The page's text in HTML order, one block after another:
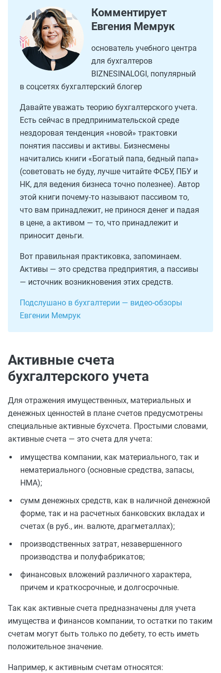
Комментирует
Евгения Мемрук
основатель учебного центра
для бухгалтеров
ВIZNESINALOGI, популярный
в соцсетях бухгалтерский блогер
Давайте уважать теорию бухгалтерского учета.
Есть сейчас в предпринимательской среде
нездоровая тенденция «новой» трактовки
понятия пассивы и активы. Бизнесмены
начитались книги «Богатый папа, бедный папа»
(советовать не буду, лучше читайте ФСБУ, ПБУ и
НК, для ведения бизнеса точно полезнее). Автор
этой книги почему-то называют пассивом то,
что вам принадлежит, не принося денег и падая
в цене, а активом — то, что принадлежит и
приносит деньги.
Вот правильная практиковка, запоминаем.
Активы — это средства предприятия, а пассивы
— источник возникновения этих средств.
Подслушано в бухгалтерии — видео-обзоры
Евгении Мемрук
Активные счета
бухгалтерского учета
Для отражения имущественных, материальных и
денежных ценностей в плане счетов предусмотрены
специальные активные бухсчета. Простыми словами,
активные счета — это счета для учета:
имущества компании, как материального, так и
нематериального (основные средства, запасы,
НМА);
сумм денежных средств, как в наличной денежной
форме, так и на расчетных банковских вкладах и
счетах (в руб., ин. валюте, драгметаллах);
производственных затрат, незавершенного
производства и полуфабрикатов;
финансовых вложений различного характера,
причем и краткосрочные, и долгосрочные.
Так как активные счета предназначены для учета
имущества и финансов компании, то остатки по таким
счетам могут быть только по дебету, то есть иметь
положительное значение.
Например, к активным счетам относятся: